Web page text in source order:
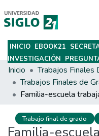
Subir
INICIO EBOOK21
INVESTIGACIÓN
Inicio
Trabajos Finales de
Trabajo final de grado
Familia-